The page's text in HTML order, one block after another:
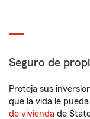
Seguro de
Proteja sus
que la vida le
de vivienda de